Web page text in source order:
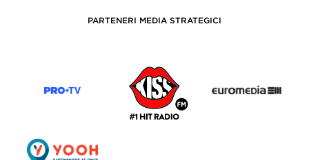
PARTENERI MEDIA STRATEGICI